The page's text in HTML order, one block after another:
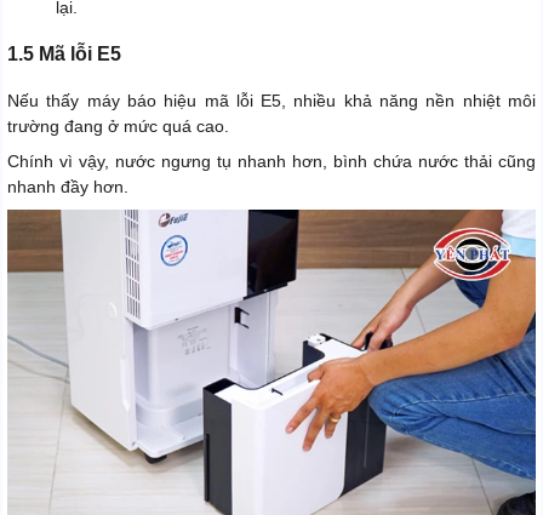
lại.
1.5 Mã lỗi E5
Nếu thấy máy báo hiệu mã lỗi E5, nhiều khả năng nền nhiệt môi
trường đang ở mức quá cao.
Chính vì vậy, nước ngưng tụ nhanh hơn, bình chứa nước thải cũng
nhanh đầy hơn.